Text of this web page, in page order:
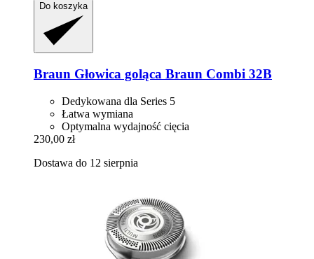
Do koszyka
Braun Głowica goląca Braun Combi 32B
Dedykowana dla Series 5
Łatwa wymiana
Optymalna wydajność cięcia
230,00 zł
Dostawa do 12 sierpnia